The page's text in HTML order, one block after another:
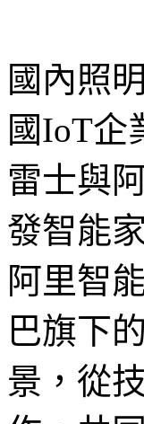
國內照
國IoT企
雷士與
發智能
阿里智
巴旗下
景，從